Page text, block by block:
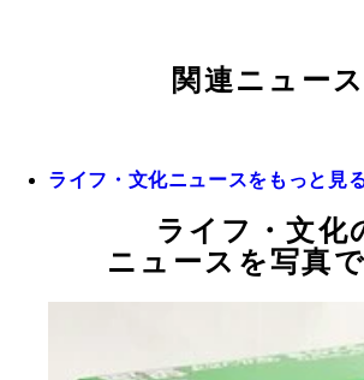
関連ニュース
ライフ・文化ニュースをもっと見
ライフ・文化
ニュースを写真